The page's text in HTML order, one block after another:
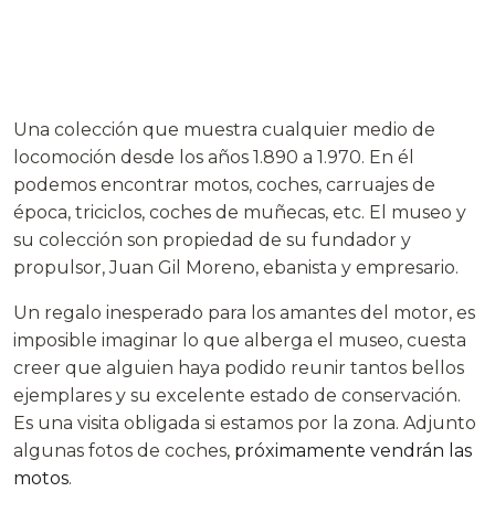
Una colección que muestra cualquier medio de
locomoción desde los años 1.890 a 1.970. En él
podemos encontrar motos, coches, carruajes de
época, triciclos, coches de muñecas, etc. El museo y
su colección son propiedad de su fundador y
propulsor, Juan Gil Moreno, ebanista y empresario.
Un regalo inesperado para los amantes del motor, es
imposible imaginar lo que alberga el museo, cuesta
creer que alguien haya podido reunir tantos bellos
ejemplares y su excelente estado de conservación.
Es una visita obligada si estamos por la zona. Adjunto
algunas fotos de coches, próximamente vendrán las
motos.